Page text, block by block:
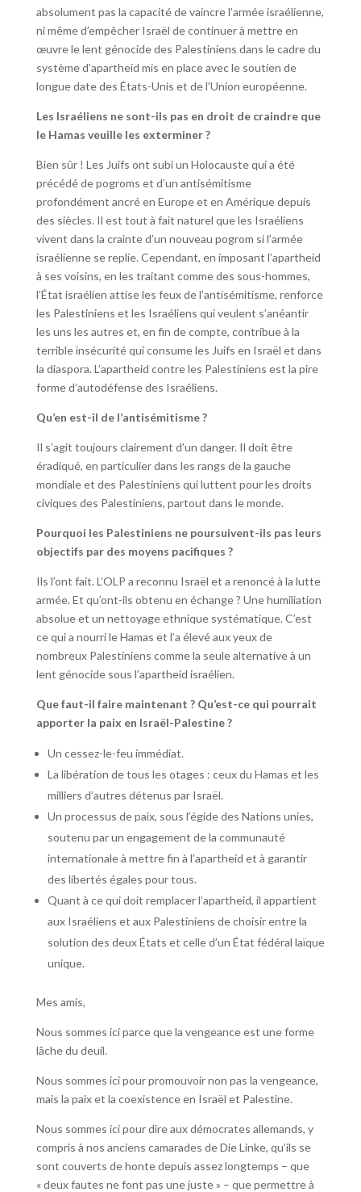
absolument pas la capacité de vaincre l’armée israélienne,
ni même d’empêcher Israël de continuer à mettre en
œuvre le lent génocide des Palestiniens dans le cadre du
système d’apartheid mis en place avec le soutien de
longue date des États-Unis et de l’Union européenne.
Les Israéliens ne sont-ils pas en droit de craindre que
le Hamas veuille les exterminer ?
Bien sûr ! Les Juifs ont subi un Holocauste qui a été
précédé de pogroms et d’un antisémitisme
profondément ancré en Europe et en Amérique depuis
des siècles. Il est tout à fait naturel que les Israéliens
vivent dans la crainte d’un nouveau pogrom si l’armée
israélienne se replie. Cependant, en imposant l’apartheid
à ses voisins, en les traitant comme des sous-hommes,
l’État israélien attise les feux de l’antisémitisme, renforce
les Palestiniens et les Israéliens qui veulent s’anéantir
les uns les autres et, en fin de compte, contribue à la
terrible insécurité qui consume les Juifs en Israël et dans
la diaspora. L’apartheid contre les Palestiniens est la pire
forme d’autodéfense des Israéliens.
Qu’en est-il de l’antisémitisme ?
Il s’agit toujours clairement d’un danger. Il doit être
éradiqué, en particulier dans les rangs de la gauche
mondiale et des Palestiniens qui luttent pour les droits
civiques des Palestiniens, partout dans le monde.
Pourquoi les Palestiniens ne poursuivent-ils pas leurs
objectifs par des moyens pacifiques ?
Ils l’ont fait. L’OLP a reconnu Israël et a renoncé à la lutte
armée. Et qu’ont-ils obtenu en échange ? Une humiliation
absolue et un nettoyage ethnique systématique. C’est
ce qui a nourri le Hamas et l’a élevé aux yeux de
nombreux Palestiniens comme la seule alternative à un
lent génocide sous l’apartheid israélien.
Que faut-il faire maintenant ? Qu’est-ce qui pourrait
apporter la paix en Israël-Palestine ?
Un cessez-le-feu immédiat.
La libération de tous les otages : ceux du Hamas et les
milliers d’autres détenus par Israël.
Un processus de paix, sous l’égide des Nations unies,
soutenu par un engagement de la communauté
internationale à mettre fin à l’apartheid et à garantir
des libertés égales pour tous.
Quant à ce qui doit remplacer l’apartheid, il appartient
aux Israéliens et aux Palestiniens de choisir entre la
solution des deux États et celle d’un État fédéral laïque
unique.
Mes amis,
Nous sommes ici parce que la vengeance est une forme
lâche du deuil.
Nous sommes ici pour promouvoir non pas la vengeance,
mais la paix et la coexistence en Israël et Palestine.
Nous sommes ici pour dire aux démocrates allemands, y
compris à nos anciens camarades de Die Linke, qu’ils se
sont couverts de honte depuis assez longtemps – que
« deux fautes ne font pas une juste » – que permettre à